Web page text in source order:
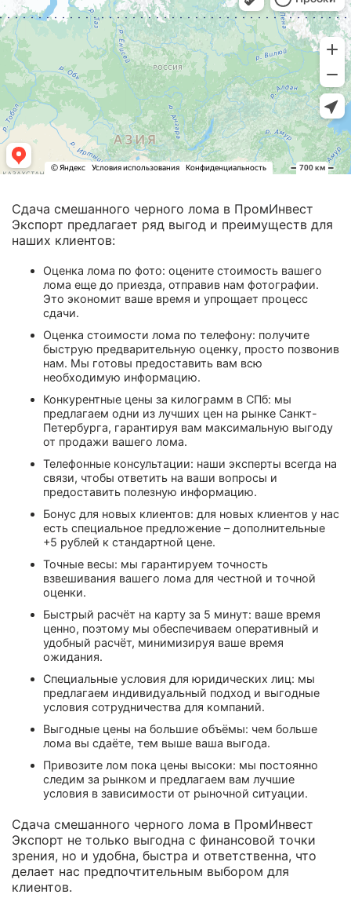
Сдача смешанного черного лома в ПромИнвест
Экспорт предлагает ряд выгод и преимуществ для
наших клиентов:
Оценка лома по фото: оцените стоимость вашего
лома еще до приезда, отправив нам фотографии.
Это экономит ваше время и упрощает процесс
сдачи.
Оценка стоимости лома по телефону: получите
быструю предварительную оценку, просто позвонив
нам. Мы готовы предоставить вам всю
необходимую информацию.
Конкурентные цены за килограмм в СПб: мы
предлагаем одни из лучших цен на рынке Санкт-
Петербурга, гарантируя вам максимальную выгоду
от продажи вашего лома.
Телефонные консультации: наши эксперты всегда на
связи, чтобы ответить на ваши вопросы и
предоставить полезную информацию.
Бонус для новых клиентов: для новых клиентов у нас
есть специальное предложение – дополнительные
+5 рублей к стандартной цене.
Точные весы: мы гарантируем точность
взвешивания вашего лома для честной и точной
оценки.
Быстрый расчёт на карту за 5 минут: ваше время
ценно, поэтому мы обеспечиваем оперативный и
удобный расчёт, минимизируя ваше время
ожидания.
Специальные условия для юридических лиц: мы
предлагаем индивидуальный подход и выгодные
условия сотрудничества для компаний.
Выгодные цены на большие объёмы: чем больше
лома вы сдаёте, тем выше ваша выгода.
Привозите лом пока цены высоки: мы постоянно
следим за рынком и предлагаем вам лучшие
условия в зависимости от рыночной ситуации.
Сдача смешанного черного лома в ПромИнвест
Экспорт не только выгодна с финансовой точки
зрения, но и удобна, быстра и ответственна, что
делает нас предпочтительным выбором для
клиентов.